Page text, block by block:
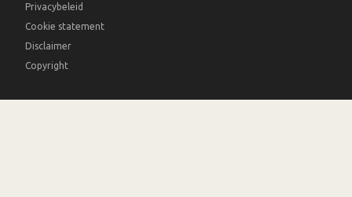
Privacybeleid
Cookie statement
Disclaimer
Copyright